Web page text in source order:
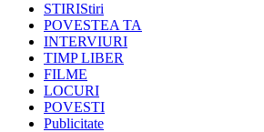
STIRIStiri
POVESTEA TA
INTERVIURI
TIMP LIBER
FILME
LOCURI
POVESTI
Publicitate